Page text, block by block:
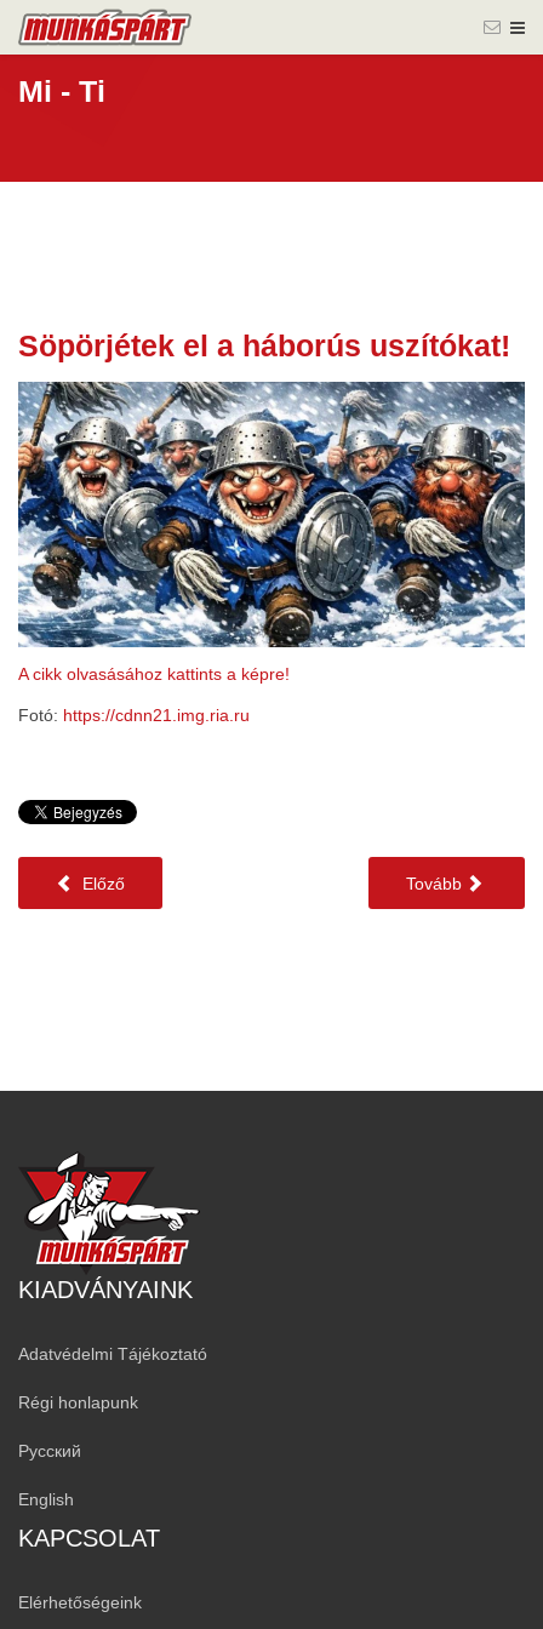
Mi - Ti
15 jan.
2026
Söpörjétek el a háborús uszítókat!
A cikk olvasásához kattints a képre!
Fotó: https://cdnn21.img.ria.ru
Előző Tovább
KIADVÁNYAINK
Adatvédelmi Tájékoztató
Régi honlapunk
Русский
English
KAPCSOLAT
Elérhetőségeink